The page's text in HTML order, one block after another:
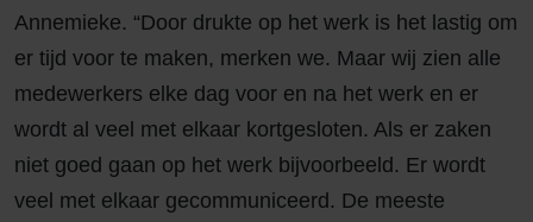
Annemieke. “Door drukte op het werk is het lastig om
er tijd voor te maken, merken we. Maar wij zien alle
medewerkers elke dag voor en na het werk en er
wordt al veel met elkaar kortgesloten. Als er zaken
niet goed gaan op het werk bijvoorbeeld. Er wordt
veel met elkaar gecommuniceerd. De meeste